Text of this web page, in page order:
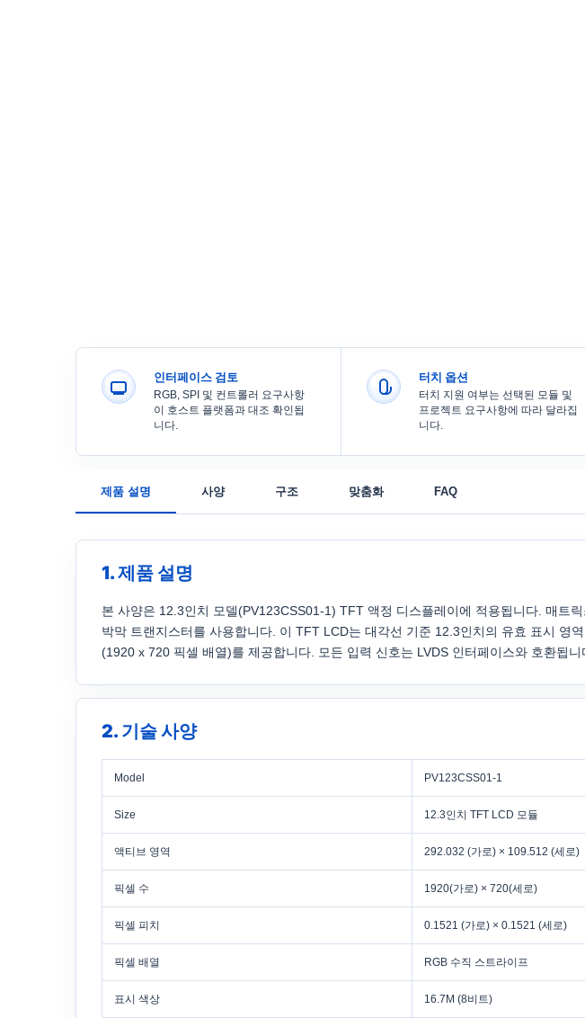
인터페이스 검토
RGB, SPI 및 컨트롤러 요구사항
이 호스트 플랫폼과 대조 확인됩
니다.
터치 옵션
터치 지원 여부는 선택된 모듈 및
프로젝트 요구사항에 따라 달라집
니다.
제품 설명 사양 구조 맞춤화 FAQ
1. 제품 설명
본 사양은 12.3인치 모델(PV123CSS01-1) TFT 액정 디스플레이에 적용됩니다. 매트
박막 트랜지스터를 사용합니다. 이 TFT LCD는 대각선 기준 12.3인치의 유효 표시 영
(1920 x 720 픽셀 배열)를 제공합니다. 모든 입력 신호는 LVDS 인터페이스와 호환됩니
2. 기술 사양
Model PV123CSS01-1
Size 12.3인치 TFT LCD 모듈
액티브 영역 292.032 (가로) × 109.512 (세로)
픽셀 수 1920(가로) × 720(세로)
픽셀 피치 0.1521 (가로) × 0.1521 (세로)
픽셀 배열 RGB 수직 스트라이프
표시 색상 16.7M (8비트)